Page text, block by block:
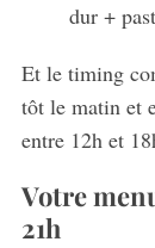
dur +
Et le timing
tôt le matin et
entre 12h et
Votre
21h
h
f
o